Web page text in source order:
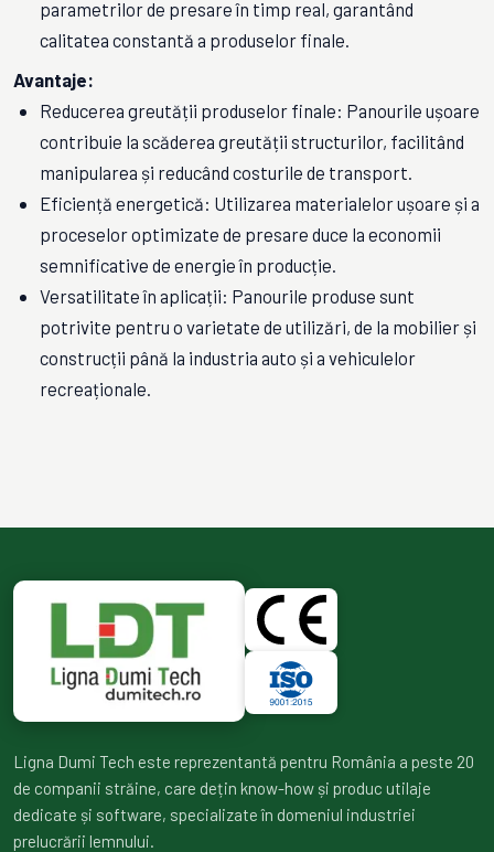
parametrilor de presare în timp real, garantând
calitatea constantă a produselor finale.
Avantaje:
Reducerea greutății produselor finale: Panourile ușoare
contribuie la scăderea greutății structurilor, facilitând
manipularea și reducând costurile de transport.
Eficiență energetică: Utilizarea materialelor ușoare și a
proceselor optimizate de presare duce la economii
semnificative de energie în producție.
Versatilitate în aplicații: Panourile produse sunt
potrivite pentru o varietate de utilizări, de la mobilier și
construcții până la industria auto și a vehiculelor
recreaționale.
Ligna Dumi Tech este reprezentantă pentru România a peste 20
de companii străine, care dețin know-how și produc utilaje
dedicate și software, specializate în domeniul industriei
prelucrării lemnului.